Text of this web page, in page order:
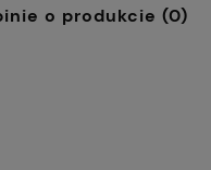
o produkcie (0)